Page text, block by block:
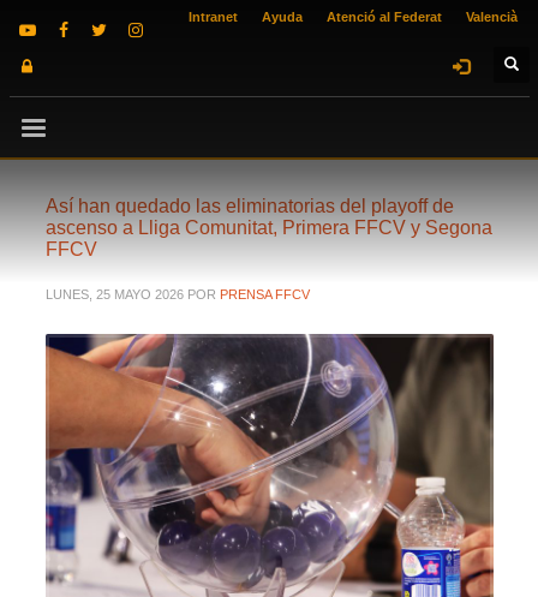
Intranet Ayuda Atenció al Federat Valencià
Así han quedado las eliminatorias del playoff de
ascenso a Lliga Comunitat, Primera FFCV y Segona
FFCV
LUNES, 25 MAYO 2026 POR PRENSA FFCV